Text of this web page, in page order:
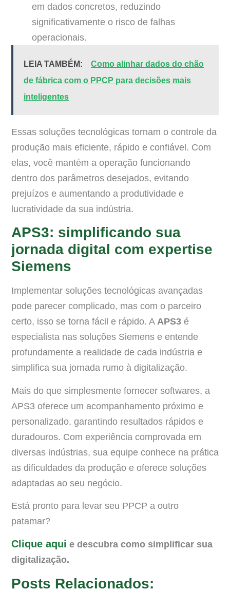
em dados concretos, reduzindo
significativamente o risco de falhas
operacionais.
LEIA TAMBÉM:
Como alinhar dados do chão
de fábrica com o PPCP para decisões mais
inteligentes
Essas soluções tecnológicas tornam o controle da
produção mais eficiente, rápido e confiável. Com
elas, você mantém a operação funcionando
dentro dos parâmetros desejados, evitando
prejuízos e aumentando a produtividade e
lucratividade da sua indústria.
APS3: simplificando sua
jornada digital com expertise
Siemens
Implementar soluções tecnológicas avançadas
pode parecer complicado, mas com o parceiro
certo, isso se torna fácil e rápido. A APS3 é
especialista nas soluções Siemens e entende
profundamente a realidade de cada indústria e
simplifica sua jornada rumo à digitalização.
Mais do que simplesmente fornecer softwares, a
APS3 oferece um acompanhamento próximo e
personalizado, garantindo resultados rápidos e
duradouros. Com experiência comprovada em
diversas indústrias, sua equipe conhece na prática
as dificuldades da produção e oferece soluções
adaptadas ao seu negócio.
Está pronto para levar seu PPCP a outro
patamar?
Clique aqui e descubra como simplificar sua
digitalização.
Posts Relacionados: